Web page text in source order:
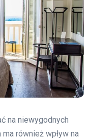
na niewygodnych
ma również wpływ na